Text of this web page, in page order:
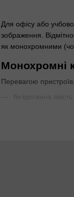
Для офісу або
зображення.
як монохромними
Монохромні
Перевагою
бездоганна якість
листа при друці.
Більшість сучасних